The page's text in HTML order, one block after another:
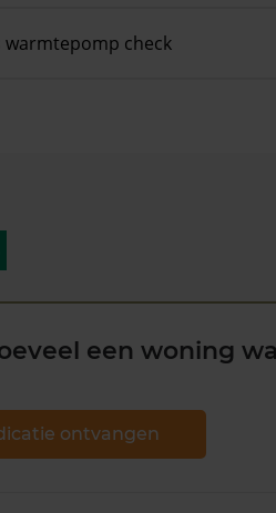
warmtepomp check
een woning
ontvangen